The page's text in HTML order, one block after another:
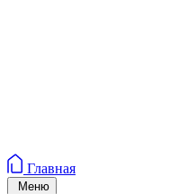
Главная
Меню